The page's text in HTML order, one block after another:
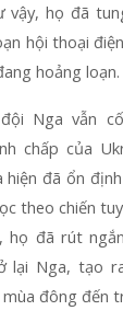
họ đã
hội thoại
hoảng loạn.
đội Nga vẫn
chấp của
đã ổn
theo chiến
họ đã rút
lại Nga, tạo
đông đến